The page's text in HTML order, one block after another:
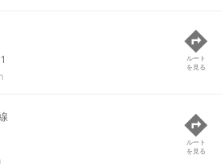
ルート
を見る
ルート
を見る